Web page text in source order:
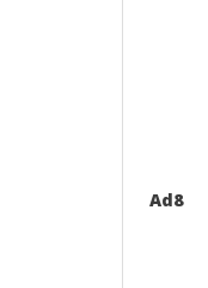
Ad8